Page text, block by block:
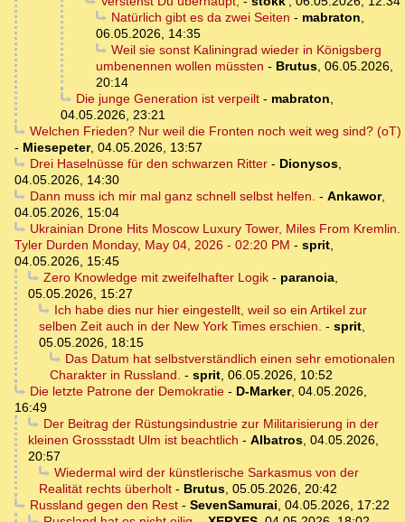
Natürlich gibt es da zwei Seiten - mabraton,
06.05.2026, 14:35
Weil sie sonst Kaliningrad wieder in Königsberg
umbenennen wollen müssten - Brutus, 06.05.2026,
20:14
Die junge Generation ist verpeilt- mabraton,
04.05.2026, 23:21
Welchen Frieden? Nur weil die Fronten noch weit weg sind? (oT)
- Miesepeter, 04.05.2026, 13:57
Drei Haselnüsse für den schwarzen Ritter- Dionysos,
04.05.2026, 14:30
Dann muss ich mir mal ganz schnell selbst helfen. - Ankawor,
04.05.2026, 15:04
Ukrainian Drone Hits Moscow Luxury Tower, Miles From Kremlin.
Tyler Durden Monday, May 04, 2026 - 02:20 PM - sprit,
04.05.2026, 15:45
Zero Knowledge mit zweifelhafter Logik- paranoia,
05.05.2026, 15:27
Ich habe dies nur hier eingestellt, weil so ein Artikel zur
selben Zeit auch in der New York Times erschien. - sprit,
05.05.2026, 18:15
Das Datum hat selbstverständlich einen sehr emotionalen
Charakter in Russland. - sprit, 06.05.2026, 10:52
Die letzte Patrone der Demokratie- D-Marker, 04.05.2026,
16:49
Der Beitrag der Rüstungsindustrie zur Militarisierung in der
kleinen Grossstadt Ulm ist beachtlich - Albatros, 04.05.2026,
20:57
Wiedermal wird der künstlerische Sarkasmus von der
Realität rechts überholt - Brutus, 05.05.2026, 20:42
Russland gegen den Rest- SevenSamurai, 04.05.2026, 17:22